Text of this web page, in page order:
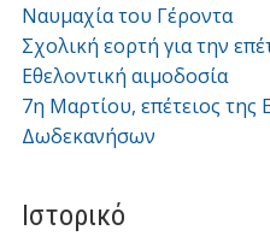
Ναυμαχία του Γέροντα
Σχολική εορτή για την
Εθελοντική αιμοδοσία
7η Μαρτίου, επέτειος
Δωδεκανήσων
Ιστορικό